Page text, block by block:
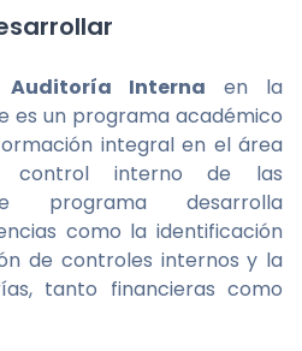
Auditoría Interna en la
es un programa académico
integral en el área
interno de las
programa desarrolla
como la identificación
de controles internos y la
tanto financieras como